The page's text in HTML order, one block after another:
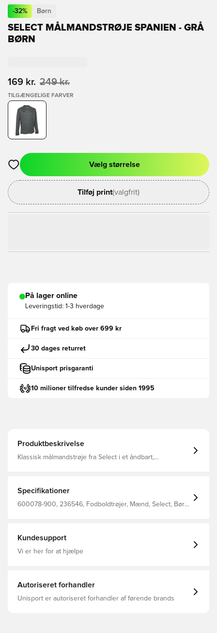
-32% Børn
SELECT MÅLMANDSTRØJE SPANIEN - GRÅ
BØRN
169 kr. 249 kr.
TILGÆNGELIGE FARVER
Åbner en Modal til at logge ind eller tilmelde dig som medlem
Vælg størrelse
Tilføj print(valgfrit)
På lager online
Leveringstid: 1-3 hverdage
Fri fragt ved køb over 699 kr
30 dages returret
Unisport prisgaranti
10 milioner tilfredse kunder siden 1995
Produktbeskrivelse
Klassisk målmandstrøje fra Select i et åndbart,
Fremstillet i 100% polyester.
Specifikationer
600078-900, 236546, Fodboldtrøjer, Mænd, Select, Børn,
Kundesupport
Vi er her for at hjælpe
Autoriseret forhandler
Unisport er autoriseret forhandler af førende brands